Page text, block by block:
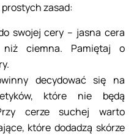
zasad:
swojej cery – jasna cera
ciemna. Pamiętaj o
decydować się na
które nie będą
cerze suchej warto
które dodadzą skórze